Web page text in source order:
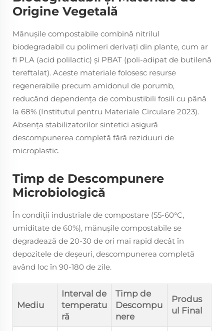
Origine Vegetală
Mănușile compostabile combină nitrilul
biodegradabil cu polimeri derivați din plante, cum ar
fi PLA (acid polilactic) și PBAT (poli-adipat de butilenă
tereftalat). Aceste materiale folosesc resurse
regenerabile precum amidonul de porumb,
reducând dependența de combustibili fosili cu până
la 68% (Institutul pentru Materiale Circulare 2023).
Absența stabilizatorilor sintetici asigură
descompunerea completă fără reziduuri de
microplastic.
Timp de Descompunere
Microbiologică
În condiții industriale de compostare (55-60°C,
umiditate de 60%), mănușile compostabile se
degradează de 20-30 de ori mai rapid decât în
depozitele de deșeuri, descompunerea completă
având loc în 90-180 de zile.
Mediu
Interval de
temperatu
ră
Timp de
Descompu
nere
Produs
ul Final